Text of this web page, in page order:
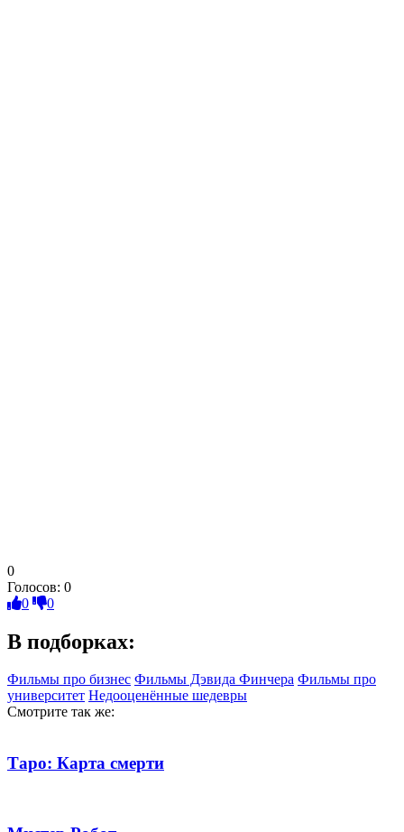
0
Голосов: 0
0
0
В подборках:
Фильмы про бизнес Фильмы Дэвида Финчера Фильмы про
университет Недооценённые шедевры
Смотрите так же:
Таро: Карта смерти